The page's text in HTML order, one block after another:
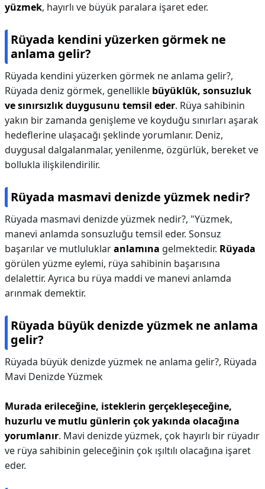
yüzmek, hayırlı ve büyük paralara işaret eder.
Rüyada kendini yüzerken görmek ne
anlama gelir?
Rüyada kendini yüzerken görmek ne anlama gelir?,
Rüyada deniz görmek, genellikle büyüklük, sonsuzluk
ve sınırsızlık duygusunu temsil eder. Rüya sahibinin
yakın bir zamanda genişleme ve koyduğu sınırları aşarak
hedeflerine ulaşacağı şeklinde yorumlanır. Deniz,
duygusal dalgalanmalar, yenilenme, özgürlük, bereket ve
bollukla ilişkilendirilir.
Rüyada masmavi denizde yüzmek nedir?
Rüyada masmavi denizde yüzmek nedir?, "Yüzmek,
manevi anlamda sonsuzluğu temsil eder. Sonsuz
başarılar ve mutluluklaranlamına gelmektedir. Rüyada
görülen yüzme eylemi, rüya sahibinin başarısına
delalettir. Ayrıca bu rüya maddi ve manevi anlamda
arınmak demektir.
Rüyada büyük denizde yüzmek ne anlama
gelir?
Rüyada büyük denizde yüzmek ne anlama gelir?, Rüyada
Mavi Denizde Yüzmek
Murada erileceğine, isteklerin gerçekleşeceğine,
huzurlu ve mutlu günlerin çok yakında olacağına
yorumlanır. Mavi denizde yüzmek, çok hayırlı bir rüyadır
ve rüya sahibinin geleceğinin çok ışıltılı olacağına işaret
eder.